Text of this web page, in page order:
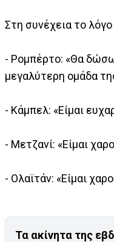
Στη συνέχεια το
- Ρομπέρτο: «Θα δώσω
μεγαλύτερη ομάδα
- Κάμπελ: «Είμαι
- Μετζανί: «Είμαι
- Ολαϊτάν: «Είμαι
Τα ακίνητα της